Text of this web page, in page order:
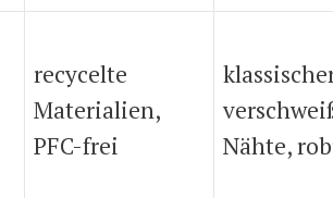
recycelte
Materialien,
PFC-frei
Nähte,